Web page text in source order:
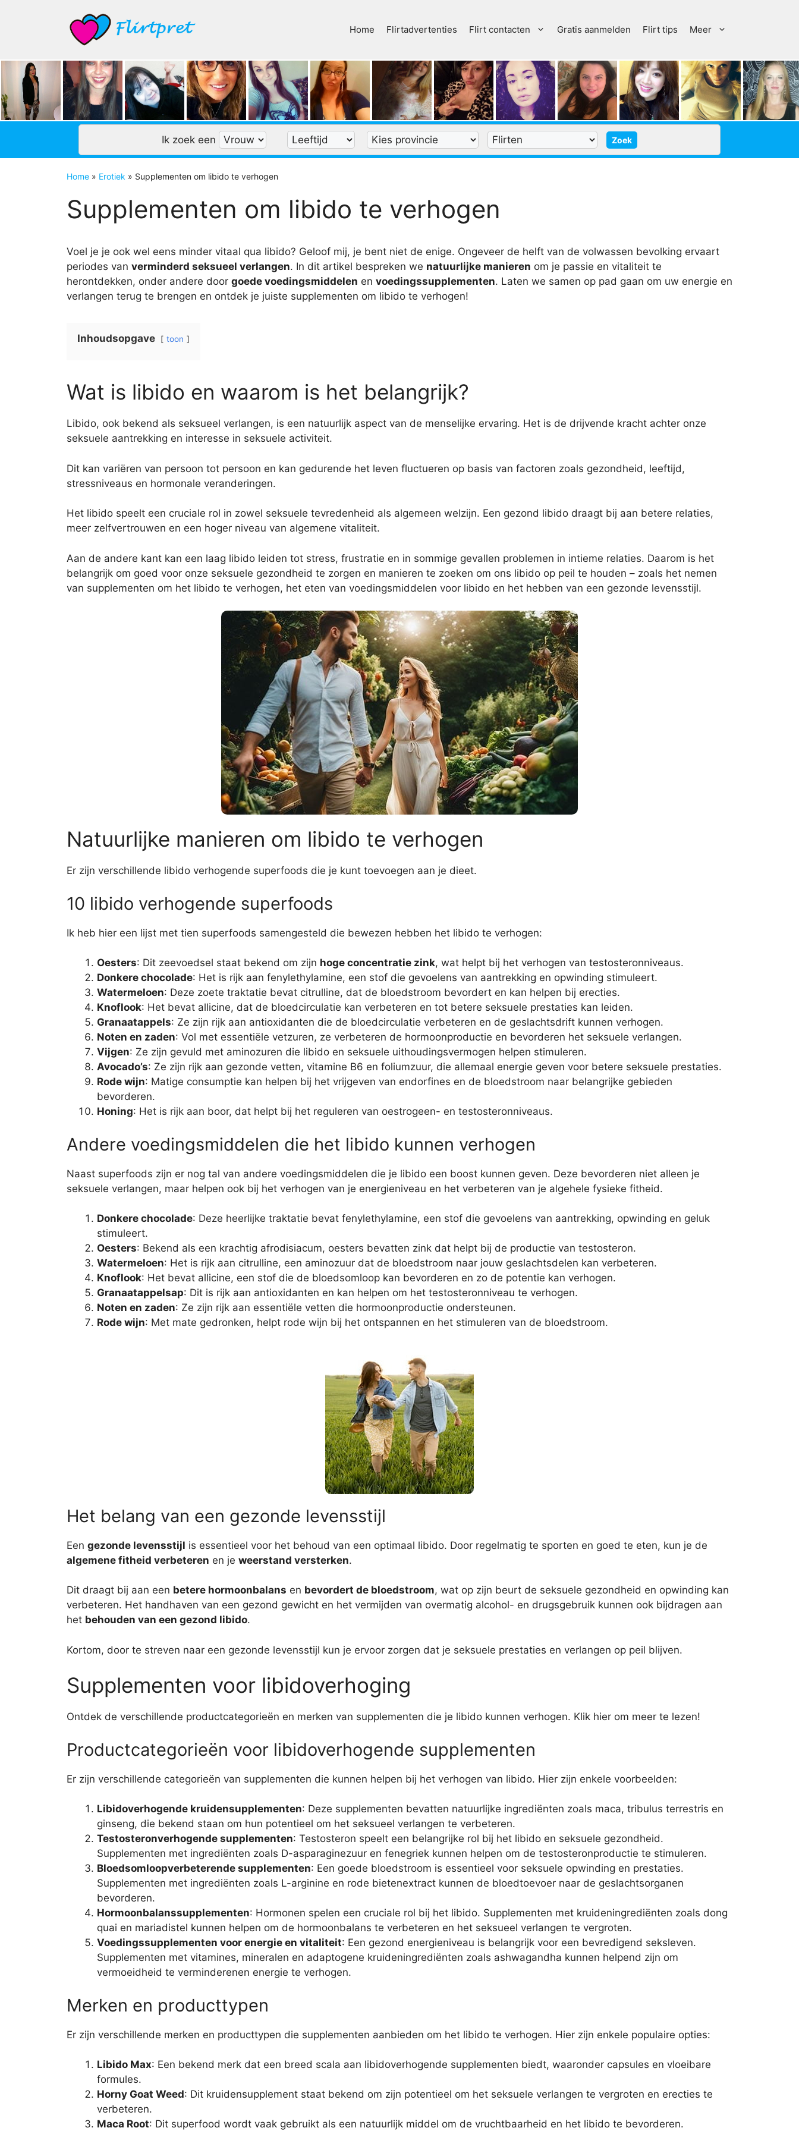
Home Flirtadvertenties Flirt contacten Gratis aanmelden Flirt tips Meer
Ik zoek een
Home » Erotiek » Supplementen om libido te verhogen
Supplementen om libido te verhogen
Voel je je ook wel eens minder vitaal qua libido? Geloof mij, je bent niet de enige. Ongeveer de helft van de volwassen bevolking ervaart
periodes van verminderd seksueel verlangen. In dit artikel bespreken we natuurlijke manieren om je passie en vitaliteit te
herontdekken, onder andere door goede voedingsmiddelen en voedingssupplementen. Laten we samen op pad gaan om uw energie en
verlangen terug te brengen en ontdek je juiste supplementen om libido te verhogen!
Inhoudsopgave toon
Wat is libido en waarom is het belangrijk?
Libido, ook bekend als seksueel verlangen, is een natuurlijk aspect van de menselijke ervaring. Het is de drijvende kracht achter onze
seksuele aantrekking en interesse in seksuele activiteit.
Dit kan variëren van persoon tot persoon en kan gedurende het leven fluctueren op basis van factoren zoals gezondheid, leeftijd,
stressniveaus en hormonale veranderingen.
Het libido speelt een cruciale rol in zowel seksuele tevredenheid als algemeen welzijn. Een gezond libido draagt bij aan betere relaties,
meer zelfvertrouwen en een hoger niveau van algemene vitaliteit.
Aan de andere kant kan een laag libido leiden tot stress, frustratie en in sommige gevallen problemen in intieme relaties. Daarom is het
belangrijk om goed voor onze seksuele gezondheid te zorgen en manieren te zoeken om ons libido op peil te houden – zoals het nemen
van supplementen om het libido te verhogen, het eten van voedingsmiddelen voor libido en het hebben van een gezonde levensstijl.
Natuurlijke manieren om libido te verhogen
Er zijn verschillende libido verhogende superfoods die je kunt toevoegen aan je dieet.
10 libido verhogende superfoods
Ik heb hier een lijst met tien superfoods samengesteld die bewezen hebben het libido te verhogen:
Oesters: Dit zeevoedsel staat bekend om zijn hoge concentratie zink, wat helpt bij het verhogen van testosteronniveaus.
Donkere chocolade: Het is rijk aan fenylethylamine, een stof die gevoelens van aantrekking en opwinding stimuleert.
Watermeloen: Deze zoete traktatie bevat citrulline, dat de bloedstroom bevordert en kan helpen bij erecties.
Knoflook: Het bevat allicine, dat de bloedcirculatie kan verbeteren en tot betere seksuele prestaties kan leiden.
Granaatappels: Ze zijn rijk aan antioxidanten die de bloedcirculatie verbeteren en de geslachtsdrift kunnen verhogen.
Noten en zaden: Vol met essentiële vetzuren, ze verbeteren de hormoonproductie en bevorderen het seksuele verlangen.
Vijgen: Ze zijn gevuld met aminozuren die libido en seksuele uithoudingsvermogen helpen stimuleren.
Avocado’s: Ze zijn rijk aan gezonde vetten, vitamine B6 en foliumzuur, die allemaal energie geven voor betere seksuele prestaties.
Rode wijn: Matige consumptie kan helpen bij het vrijgeven van endorfines en de bloedstroom naar belangrijke gebieden
bevorderen.
Honing: Het is rijk aan boor, dat helpt bij het reguleren van oestrogeen- en testosteronniveaus.
Andere voedingsmiddelen die het libido kunnen verhogen
Naast superfoods zijn er nog tal van andere voedingsmiddelen die je libido een boost kunnen geven. Deze bevorderen niet alleen je
seksuele verlangen, maar helpen ook bij het verhogen van je energieniveau en het verbeteren van je algehele fysieke fitheid.
Donkere chocolade: Deze heerlijke traktatie bevat fenylethylamine, een stof die gevoelens van aantrekking, opwinding en geluk
stimuleert.
Oesters: Bekend als een krachtig afrodisiacum, oesters bevatten zink dat helpt bij de productie van testosteron.
Watermeloen: Het is rijk aan citrulline, een aminozuur dat de bloedstroom naar jouw geslachtsdelen kan verbeteren.
Knoflook: Het bevat allicine, een stof die de bloedsomloop kan bevorderen en zo de potentie kan verhogen.
Granaatappelsap: Dit is rijk aan antioxidanten en kan helpen om het testosteronniveau te verhogen.
Noten en zaden: Ze zijn rijk aan essentiële vetten die hormoonproductie ondersteunen.
Rode wijn: Met mate gedronken, helpt rode wijn bij het ontspannen en het stimuleren van de bloedstroom.
Het belang van een gezonde levensstijl
Een gezonde levensstijl is essentieel voor het behoud van een optimaal libido. Door regelmatig te sporten en goed te eten, kun je de
algemene fitheid verbeteren en je weerstand versterken.
Dit draagt bij aan een betere hormoonbalans en bevordert de bloedstroom, wat op zijn beurt de seksuele gezondheid en opwinding kan
verbeteren. Het handhaven van een gezond gewicht en het vermijden van overmatig alcohol- en drugsgebruik kunnen ook bijdragen aan
het behouden van een gezond libido.
Kortom, door te streven naar een gezonde levensstijl kun je ervoor zorgen dat je seksuele prestaties en verlangen op peil blijven.
Supplementen voor libidoverhoging
Ontdek de verschillende productcategorieën en merken van supplementen die je libido kunnen verhogen. Klik hier om meer te lezen!
Productcategorieën voor libidoverhogende supplementen
Er zijn verschillende categorieën van supplementen die kunnen helpen bij het verhogen van libido. Hier zijn enkele voorbeelden:
Libidoverhogende kruidensupplementen: Deze supplementen bevatten natuurlijke ingrediënten zoals maca, tribulus terrestris en
ginseng, die bekend staan om hun potentieel om het seksueel verlangen te verbeteren.
Testosteronverhogende supplementen: Testosteron speelt een belangrijke rol bij het libido en seksuele gezondheid.
Supplementen met ingrediënten zoals D-asparaginezuur en fenegriek kunnen helpen om de testosteronproductie te stimuleren.
Bloedsomloopverbeterende supplementen: Een goede bloedstroom is essentieel voor seksuele opwinding en prestaties.
Supplementen met ingrediënten zoals L-arginine en rode bietenextract kunnen de bloedtoevoer naar de geslachtsorganen
bevorderen.
Hormoonbalanssupplementen: Hormonen spelen een cruciale rol bij het libido. Supplementen met kruideningrediënten zoals dong
quai en mariadistel kunnen helpen om de hormoonbalans te verbeteren en het seksueel verlangen te vergroten.
Voedingssupplementen voor energie en vitaliteit: Een gezond energieniveau is belangrijk voor een bevredigend seksleven.
Supplementen met vitamines, mineralen en adaptogene kruideningrediënten zoals ashwagandha kunnen helpend zijn om
vermoeidheid te verminderenen energie te verhogen.
Merken en producttypen
Er zijn verschillende merken en producttypen die supplementen aanbieden om het libido te verhogen. Hier zijn enkele populaire opties:
Libido Max: Een bekend merk dat een breed scala aan libidoverhogende supplementen biedt, waaronder capsules en vloeibare
formules.
Horny Goat Weed: Dit kruidensupplement staat bekend om zijn potentieel om het seksuele verlangen te vergroten en erecties te
verbeteren.
Maca Root: Dit superfood wordt vaak gebruikt als een natuurlijk middel om de vruchtbaarheid en het libido te bevorderen.